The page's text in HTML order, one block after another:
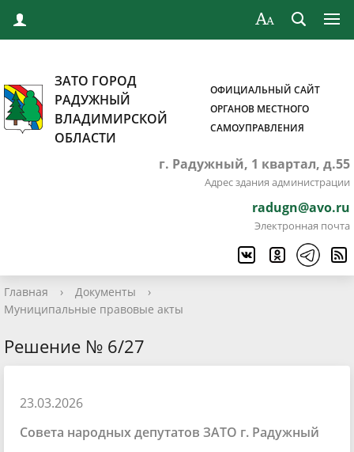
ЗАТО ГОРОД
РАДУЖНЫЙ
ВЛАДИМИРСКОЙ
ОБЛАСТИ
ОФИЦИАЛЬНЫЙ САЙТ
ОРГАНОВ МЕСТНОГО
САМОУПРАВЛЕНИЯ
г. Радужный, 1 квартал, д.55
Адрес здания администрации
radugn@avo.ru
Электронная почта
Главная › Документы
›
Муниципальные правовые акты
Решение № 6/27
23.03.2026
Совета народных депутатов ЗАТО г. Радужный